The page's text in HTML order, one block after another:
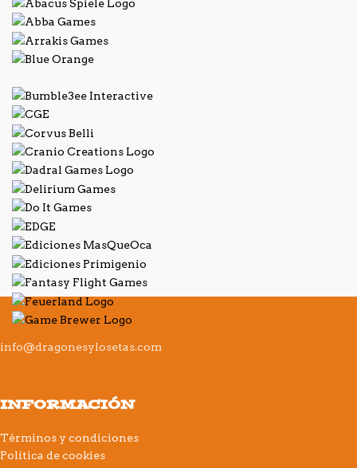
info@dragonesylosetas.com
INFORMACIÓN
Términos y condiciones
Política de cookies